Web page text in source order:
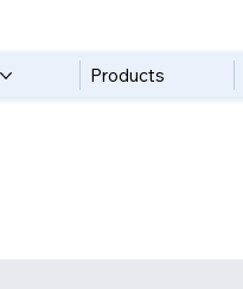
Products